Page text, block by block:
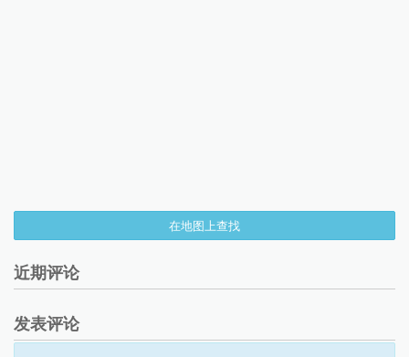
在地图上查找
近期评论
发表评论